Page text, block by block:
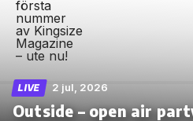
LIVE 2 jul, 2026
Outside – open air